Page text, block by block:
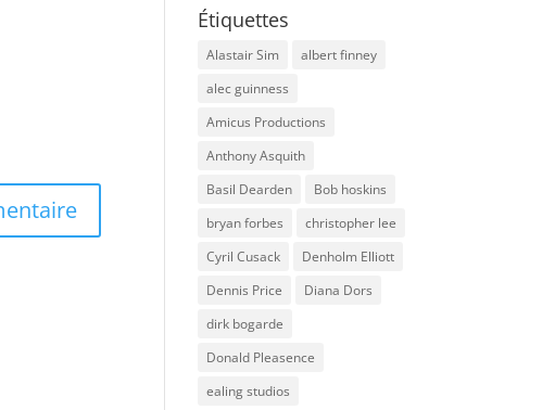
Étiquettes
Alastair Sim
albert finney
alec guinness
Amicus Productions
Anthony Asquith
Basil Dearden
Bob hoskins
bryan forbes
christopher lee
Cyril Cusack
Denholm Elliott
Dennis Price
Diana Dors
dirk bogarde
Donald Pleasence
ealing studios